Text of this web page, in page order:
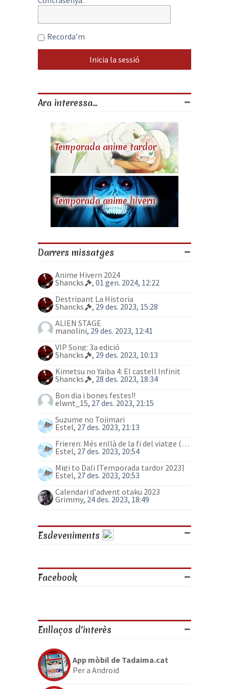
Recorda’m
Ara interessa...
Temporada anime tardor
Temporada anime hivern
Darrers missatges
Anime Hivern 2024
Shancks
, 01 gen. 2024, 12:22
Destripant La Historia
Shancks
, 29 des. 2023, 15:28
ALIEN STAGE
manolini, 29 des. 2023, 12:41
VIP Song: 3a edició
Shancks
, 29 des. 2023, 10:13
Kimetsu no Yaiba 4: El castell Infinit
Shancks
, 28 des. 2023, 18:34
Bon dia i bones festes!!
elwnt_15, 27 des. 2023, 21:15
Suzume no Tojimari
Estel, 27 des. 2023, 21:13
Frieren: Més enllà de la fi del viatge (anime)
Estel, 27 des. 2023, 20:54
Migi to Dali [Temporada tardor 2023]
Estel, 27 des. 2023, 20:53
Calendari d'advent otaku 2023
Grimmy, 24 des. 2023, 18:49
Esdeveniments
Facebook
Enllaços d'interès
App mòbil de Tadaima.cat
Per a Android